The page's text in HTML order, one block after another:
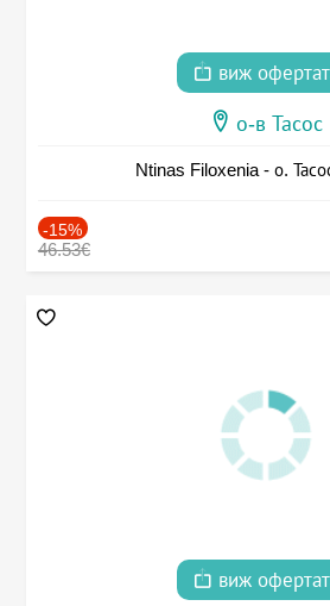
виж
о-в Тасос
Ntinas Filoxenia - о.
-15%
46.53€
виж